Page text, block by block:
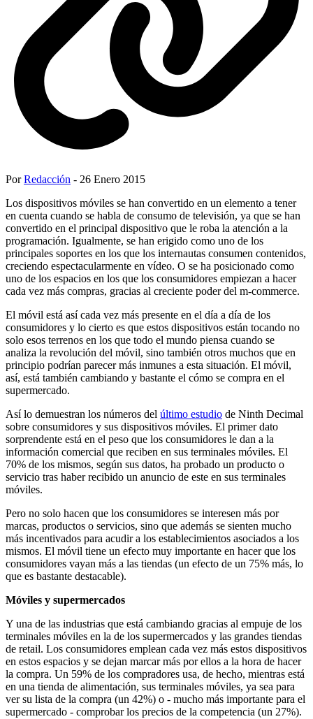
PorRedacción - 26 Enero 2015
Los dispositivos móviles se han convertido en un elemento a tener
en cuenta cuando se habla de consumo de televisión, ya que se han
convertido en el principal dispositivo que le roba la atención a la
programación. Igualmente, se han erigido como uno de los
principales soportes en los que los internautas consumen contenidos,
creciendo espectacularmente en vídeo. O se ha posicionado como
uno de los espacios en los que los consumidores empiezan a hacer
cada vez más compras, gracias al creciente poder del m-commerce.
El móvil está así cada vez más presente en el día a día de los
consumidores y lo cierto es que estos dispositivos están tocando no
solo esos terrenos en los que todo el mundo piensa cuando se
analiza la revolución del móvil, sino también otros muchos que en
principio podrían parecer más inmunes a esta situación. El móvil,
así, está también cambiando y bastante el cómo se compra en el
supermercado.
Así lo demuestran los números del último estudio de Ninth Decimal
sobre consumidores y sus dispositivos móviles. El primer dato
sorprendente está en el peso que los consumidores le dan a la
información comercial que reciben en sus terminales móviles. El
70% de los mismos, según sus datos, ha probado un producto o
servicio tras haber recibido un anuncio de este en sus terminales
móviles.
Pero no solo hacen que los consumidores se interesen más por
marcas, productos o servicios, sino que además se sienten mucho
más incentivados para acudir a los establecimientos asociados a los
mismos. El móvil tiene un efecto muy importante en hacer que los
consumidores vayan más a las tiendas (un efecto de un 75% más, lo
que es bastante destacable).
Móviles y supermercados
Y una de las industrias que está cambiando gracias al empuje de los
terminales móviles en la de los supermercados y las grandes tiendas
de retail. Los consumidores emplean cada vez más estos dispositivos
en estos espacios y se dejan marcar más por ellos a la hora de hacer
la compra. Un 59% de los compradores usa, de hecho, mientras está
en una tienda de alimentación, sus terminales móviles, ya sea para
ver su lista de la compra (un 42%) o - mucho más importante para el
supermercado - comprobar los precios de la competencia (un 27%).